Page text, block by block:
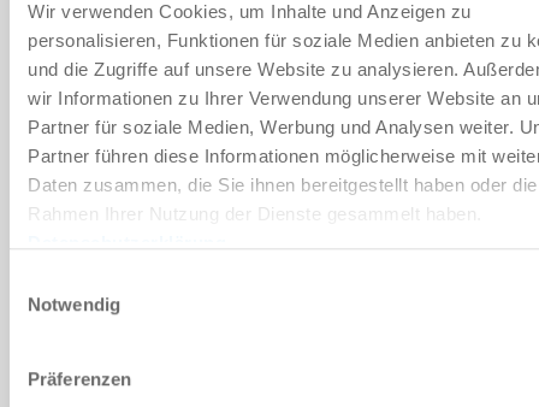
Wir verwenden Cookies, um Inhalte und Anzeigen zu
personalisieren, Funktionen für soziale Medien anbieten zu
und die Zugriffe auf unsere Website zu analysieren.
wir Informationen zu Ihrer Verwendung unserer Website an
Partner für soziale Medien, Werbung und Analysen weiter.
Partner führen diese Informationen möglicherweise mit
Daten zusammen, die Sie ihnen bereitgestellt haben oder
Rahmen Ihrer Nutzung der Dienste gesammelt haben.
Notwendig
Präferenzen
기술 데이터
다운로드